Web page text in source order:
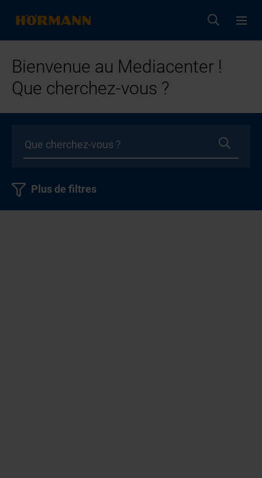
Bienvenue au Mediacenter !
Que cherchez-vous ?
Plus de filtres